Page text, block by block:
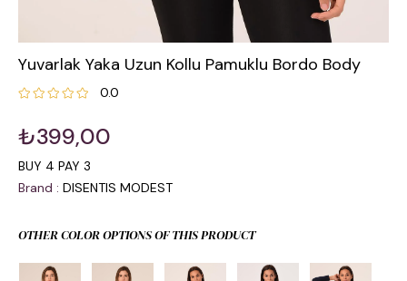
Yuvarlak Yaka Uzun Kollu Pamuklu Bordo Body
0.0
₺399,00
BUY 4 PAY 3
Brand : DISENTIS MODEST
OTHER COLOR OPTIONS OF THIS PRODUCT